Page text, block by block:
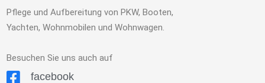
Pflege und Aufbereitung von PKW, Booten,
Yachten, Wohnmobilen und Wohnwagen.
Besuchen Sie uns auch auf
facebook